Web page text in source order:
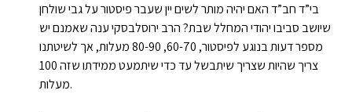
בי”ד חב”ד האם יהיה מותר לשים יין שעבר פיסטור על גבי שולחן
שיושב סביבו יהודי המחלל שבת? הרב ירוסלבסקי ענה שאמנם יש
מספר דעות בנוגע לפיסטור, 60-70, 80-90 מעלות, אך לשיטתנו
צריך שהיות שצריך שיתבשל עד כדי שיתמעט ממידתו שזה 100
מעלות.